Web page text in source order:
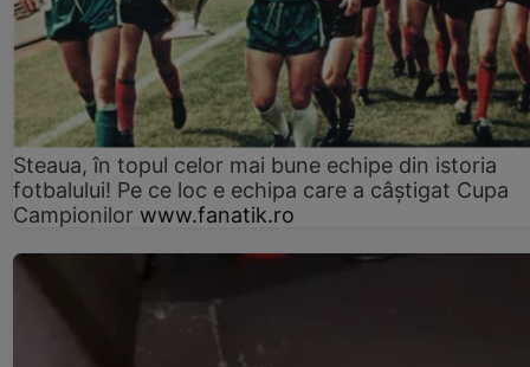
Steaua, în topul celor mai bune echipe din istoria
fotbalului! Pe ce loc e echipa care a câştigat Cupa
Campionilor www.fanatik.ro